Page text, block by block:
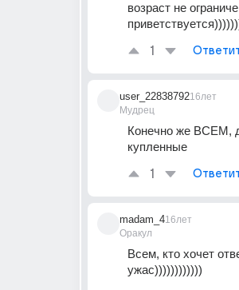
возраст не
1
user_22838792
Мудрец
16лет
Конечно же ВСЕМ,
купленные
1
madam_4
Оракул
16лет
Всем, кто хочет
ужас))))))))))))